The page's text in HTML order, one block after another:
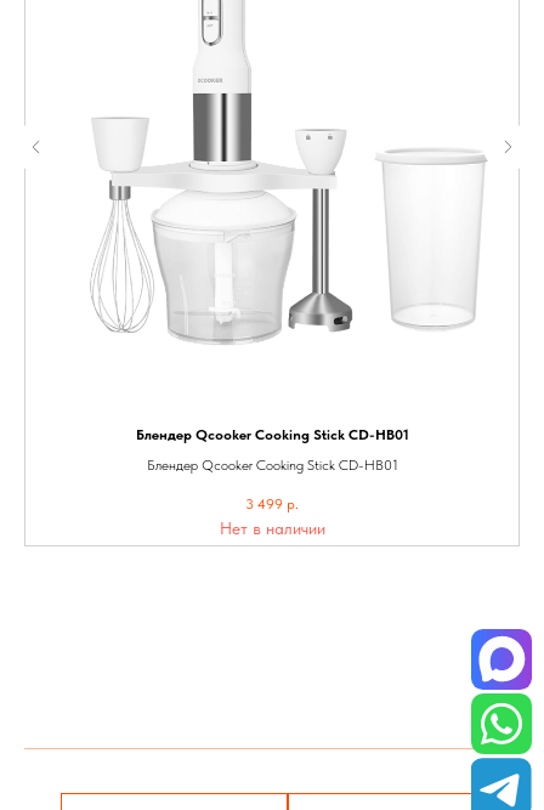
Блендер Qcooker Cooking Stick СD-HB01
Блендер Qcooker Cooking Stick СD-HB01
3 499 р.
Нет в наличии